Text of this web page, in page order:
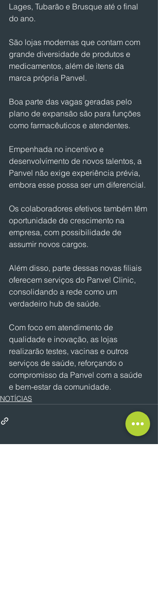
Lages, Tubarão e Brusque até o final
do ano.
São lojas modernas que contam com
grande diversidade de produtos e
medicamentos, além de itens da
marca própria Panvel.
Boa parte das vagas geradas pelo
plano de expansão são para funções
como farmacêuticos e atendentes.
Empenhada no incentivo e
desenvolvimento de novos talentos, a
Panvel não exige experiência prévia,
embora esse possa ser um diferencial.
Os colaboradores efetivos também têm
oportunidade de crescimento na
empresa, com possibilidade de
assumir novos cargos.
Além disso, parte dessas novas filiais
oferecem serviços do Panvel Clinic,
consolidando a rede como um
verdadeiro hub de saúde.
Com foco em atendimento de
qualidade e inovação, as lojas
realizarão testes, vacinas e outros
serviços de saúde, reforçando o
compromisso da Panvel com a saúde
e bem-estar da comunidade.
NOTÍCIAS